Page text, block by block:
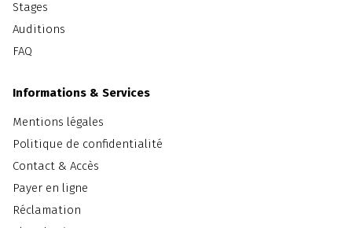
Stages
Auditions
FAQ
Informations & Services
Mentions légales
Politique de confidentialité
Contact & Accès
Payer en ligne
Réclamation